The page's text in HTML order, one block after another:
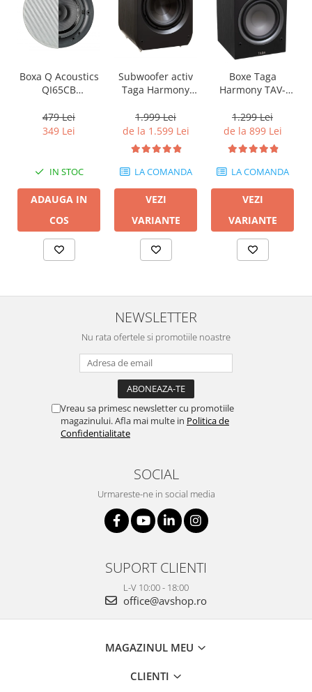
Boxa Q Acoustics
QI65CB
Ceiling (1 buc)
479 Lei
349 Lei
IN STOC
ADAUGA IN
COS
Subwoofer activ
Taga Harmony
v3
1.999 Lei
de la 1.599 Lei
LA COMANDA
VEZI
VARIANTE
Boxe Taga
Harmony TAV-
1.299 Lei
de la 899 Lei
LA COMANDA
VEZI
VARIANTE
NEWSLETTER
Nu rata ofertele si promotiile noastre
Vreau sa primesc newsletter cu promotiile
magazinului. Afla mai multe in Politica de
Confidentialitate
SOCIAL
Urmareste-ne in social media
SUPORT CLIENTI
L-V 10:00 - 18:00
office@avshop.ro
MAGAZINUL MEU
CLIENTI